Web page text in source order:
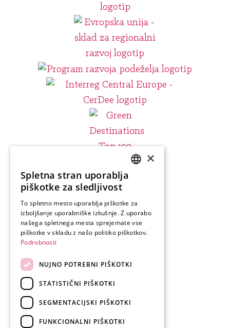
SLOVENIAN
GERMAN
ITALIAN
×
Spletna stran uporablja
piškotke za sledljivost
To spletno mesto uporablja piškotke za
izboljšanje uporabniške izkušnje. Z uporabo
našega spletnega mesta sprejemate vse
piškotke v skladu z našo politiko piškotkov.
Podrobnosti
NUJNO POTREBNI PIŠKOTKI
STATISTIČNI PIŠKOTKI
SEGMENTACIJSKI PIŠKOTKI
FUNKCIONALNI PIŠKOTKI